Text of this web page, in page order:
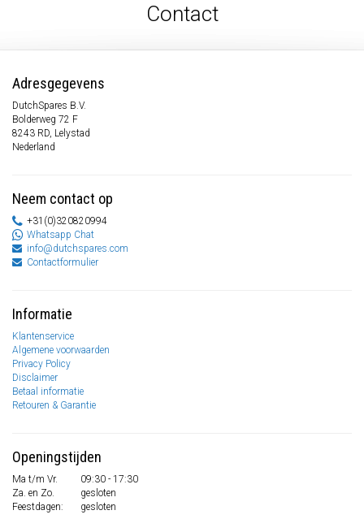
Contact
Adresgegevens
DutchSpares B.V.
Bolderweg 72 F
8243 RD, Lelystad
Nederland
Neem contact op
+31(0)320820994
Whatsapp Chat
info@dutchspares.com
Contactformulier
Informatie
Klantenservice
Algemene voorwaarden
Privacy Policy
Disclaimer
Betaal informatie
Retouren & Garantie
Openingstijden
Ma t/m Vr.
09:30 - 17:30
Za. en Zo.
gesloten
Feestdagen:
gesloten